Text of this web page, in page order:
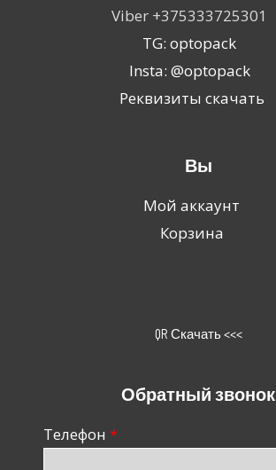
Viber +375333725301
TG: optopack
Insta: @optopack
Реквизиты скачать
Вы
Мой аккаунт
Корзина
QR Скачать <<<
Обратный звонок
Телефон